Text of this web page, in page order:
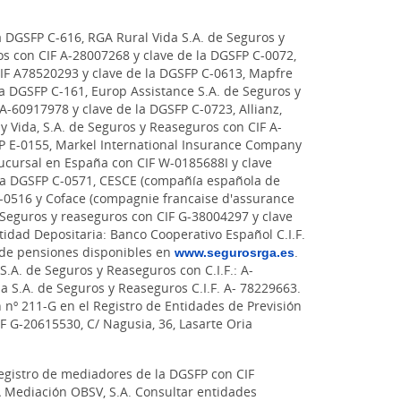
C-616, RGA Rural Vida S.A. de Seguros y
CIF A-28007268 y clave de la DGSFP C-0072,
A78520293 y clave de la DGSFP C-0613, Mapfre
C-161, Europ Assistance S.A. de Seguros y
60917978 y clave de la DGSFP C-0723, Allianz,
S.A. de Seguros y Reaseguros con CIF A-
E-0155, Markel International Insurance Company
en España con CIF W-0185688I y clave
C-0571, CESCE (compañía española de
y Coface (compagnie francaise d'assurance
y reaseguros con CIF G-38004297 y clave
Depositaria: Banco Cooperativo Español C.I.F.
pensiones disponibles en www.segurosrga.es.
de Seguros y Reaseguros con C.I.F.: A-
de Seguros y Reaseguros C.I.F. A- 78229663.
211-G en el Registro de Entidades de Previsión
G-20615530, C/ Nagusia, 36, Lasarte Oria
de mediadores de la DGSFP con CIF
OBSV, S.A. Consultar entidades